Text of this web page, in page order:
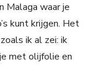
Malaga waar je
kunt krijgen. Het
ik al zei: ik
met olijfolie en